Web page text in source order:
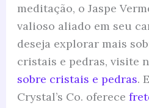
meditação, o Jaspe
valioso aliado em seu
deseja explorar mais
cristais e pedras, visite
sobre cristais e pedras.
Crystal’s Co. oferece